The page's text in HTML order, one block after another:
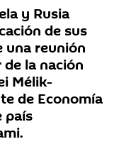
y Rusia
de sus
una reunión
la nación
Mélik-
de Economía
país